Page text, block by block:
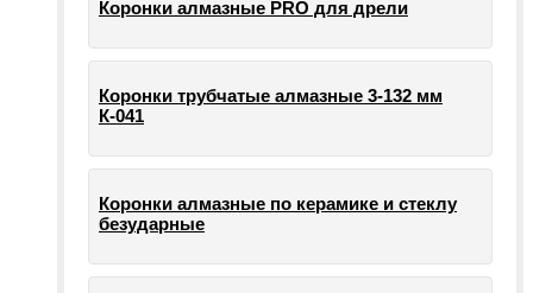
Коронки алмазные PRO для дрели
Коронки трубчатые алмазные 3-132 мм
К-041
Коронки алмазные по керамике и стеклу
безударные